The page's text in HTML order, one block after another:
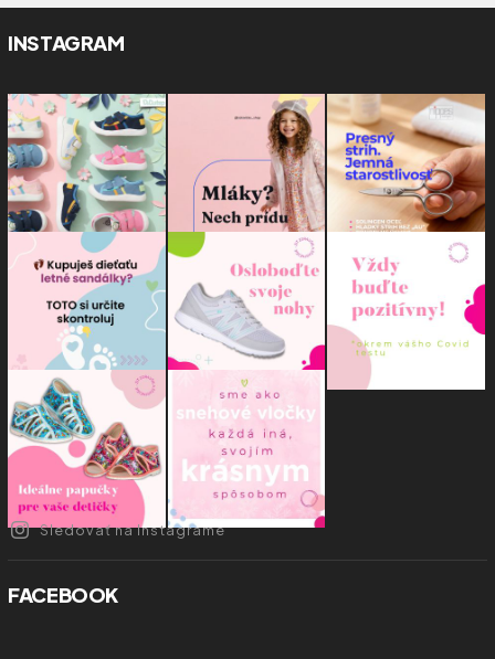
INSTAGRAM
Sledovať na Instagrame
FACEBOOK